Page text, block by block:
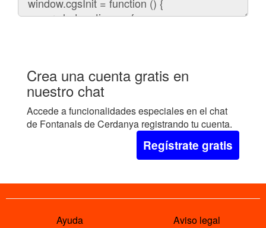
chat
Crea una cuenta gratis en
nuestro chat
Accede a funcionalidades especiales en el chat
de Fontanals de Cerdanya registrando tu cuenta.
Regístrate gratis
Ayuda Aviso legal